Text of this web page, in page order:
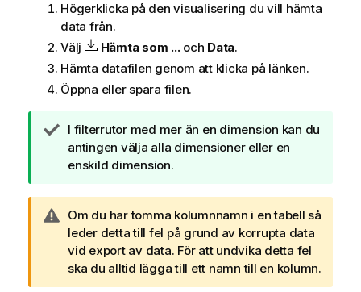
Högerklicka på den visualisering du vill hämta
data från.
Välj
Hämta som ...och Data.
Hämta datafilen genom att klicka på länken.
Öppna eller spara filen.
A
n
t
c
k
n
i
n
I filterrutor med mer än en dimension kan du
antingen välja alla dimensioner eller en
enskild dimension.
A
n
t
e
c
Om du har tomma kolumnnamn i en tabell så
leder detta till fel på grund av korrupta data
vid export av data. För att undvika detta fel
ska du alltid lägga till ett namn till en kolumn.